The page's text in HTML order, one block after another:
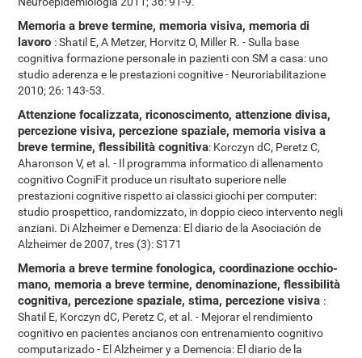
Memoria a breve termine, memoria visiva, memoria di
lavoro : Shatil E, A Metzer, Horvitz O, Miller R. - Sulla base
cognitiva formazione personale in pazienti con SM a casa: uno
studio aderenza e le prestazioni cognitive - Neuroriabilitazione
2010; 26: 143-53.
Attenzione focalizzata, riconoscimento, attenzione divisa,
percezione visiva, percezione spaziale, memoria visiva a
breve termine, flessibilità cognitiva: Korczyn dC, Peretz C,
Aharonson V, et al. - Il programma informatico di allenamento
cognitivo CogniFit produce un risultato superiore nelle
prestazioni cognitive rispetto ai classici giochi per computer:
studio prospettico, randomizzato, in doppio cieco intervento negli
anziani. Di Alzheimer e Demenza: El diario de la Asociación de
Alzheimer de 2007, tres (3): S171
Memoria a breve termine fonologica, coordinazione occhio-
mano, memoria a breve termine, denominazione, flessibilità
cognitiva, percezione spaziale, stima, percezione visiva :
Shatil E, Korczyn dC, Peretz C, et al. - Mejorar el rendimiento
cognitivo en pacientes ancianos con entrenamiento cognitivo
computarizado - El Alzheimer y a Demencia: El diario de la